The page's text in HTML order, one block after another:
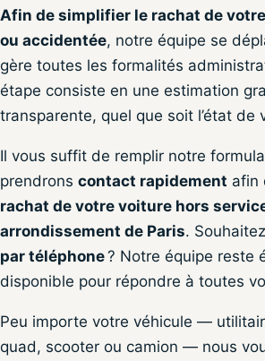
Afin de simplifier le rachat de
ou accidentée, notre équipe se
gère toutes les formalités
étape consiste en une estimation
transparente, quel que soit l’état de
Il vous suffit de remplir notre
prendrons contact rapidement afin
rachat de votre voiture hors
arrondissement de Paris.
par téléphone? Notre équipe reste
disponible pour répondre à toutes
Peu importe votre véhicule —
quad, scooter ou camion — nous